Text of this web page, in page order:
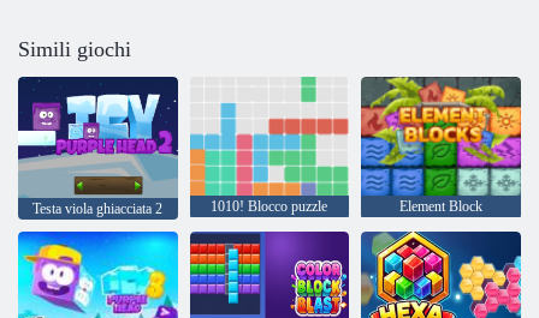
Simili giochi
Testa viola ghiacciata 2 1010! Blocco puzzle Element Block